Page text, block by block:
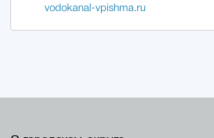
vodokanal-vpishma.ru